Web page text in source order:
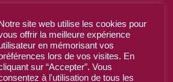
Facebook
Notre site web utilise les cookies pour
offrir la meilleure expérience
en mémorisant vos
lors de vos visites. En
sur “Accepter”. Vous
à l'utilisation de tous les